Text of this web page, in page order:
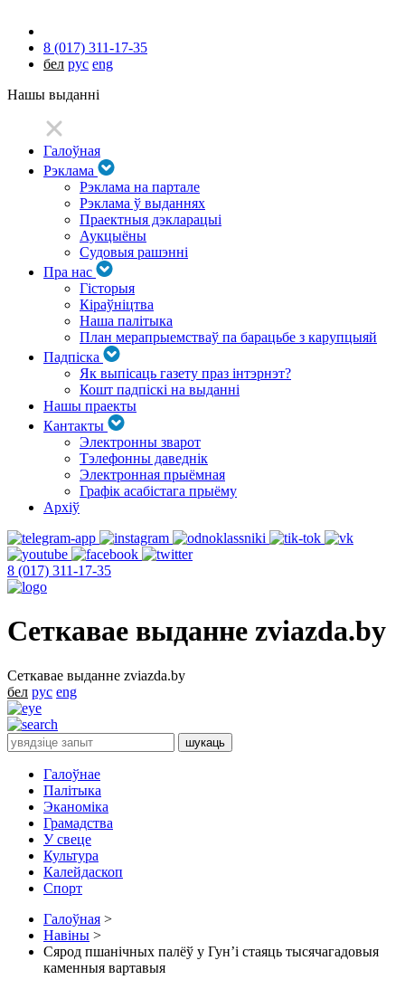
8 (017) 311-17-35
бел рус eng
Нашы выданні
Галоўная
Рэклама
Рэклама на партале
Рэклама ў выданнях
Праектныя дэкларацыі
Аукцыёны
Судовыя рашэнні
Пра нас
Гісторыя
Кіраўніцтва
Наша палітыка
План мерапрыемстваў па барацьбе з карупцыяй
Падпіска
Як выпісаць газету праз інтэрнэт?
Кошт падпіскі на выданні
Нашы праекты
Кантакты
Электронны зварот
Тэлефонны даведнік
Электронная прыёмная
Графік асабістага прыёму
Архіў
8 (017) 311-17-35
Сеткавае выданне zviazda.by
Сеткавае выданне zviazda.by
бел рус eng
Галоўнае
Палітыка
Эканоміка
Грамадства
У свеце
Культура
Калейдаскоп
Спорт
Галоўная >
Навіны >
Сярод пшанічных палёў у Гун’і стаяць тысячагадовыя
каменныя вартавыя